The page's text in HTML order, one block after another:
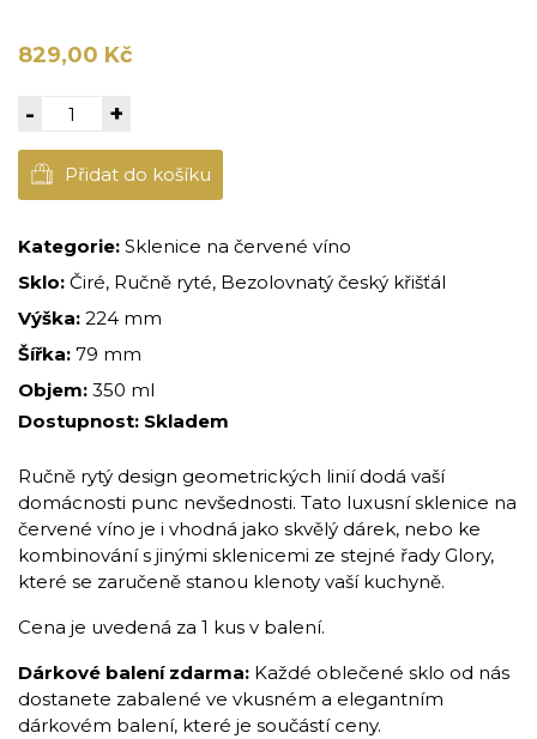
829,00 Kč
- +
Přidat do košíku
Kategorie: Sklenice na červené víno
Sklo: Čiré, Ručně ryté, Bezolovnatý český křišťál
Výška: 224 mm
Šířka: 79 mm
Objem: 350 ml
Dostupnost: Skladem
Ručně rytý design geometrických linií dodá vaší
domácnosti punc nevšednosti. Tato luxusní sklenice na
červené víno je i vhodná jako skvělý dárek, nebo ke
kombinování s jinými sklenicemi ze stejné řady Glory,
které se zaručeně stanou klenoty vaší kuchyně.
Cena je uvedená za 1 kus v balení.
Dárkové balení zdarma: Každé oblečené sklo od nás
dostanete zabalené ve vkusném a elegantním
dárkovém balení, které je součástí ceny.